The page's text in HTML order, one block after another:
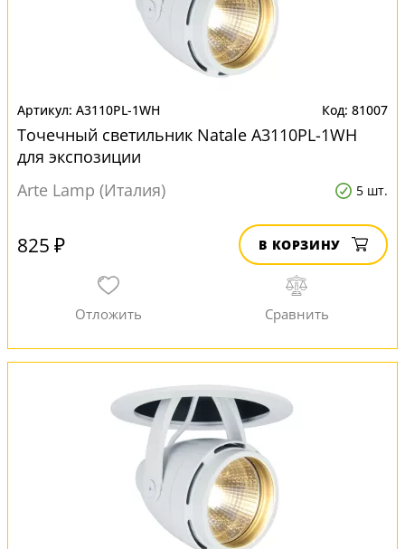
A3110PL-1WH 81007
Точечный светильник Natale A3110PL-1WH
для экспозиции
Arte Lamp (Италия)
5 шт.
825 ₽ В КОРЗИНУ